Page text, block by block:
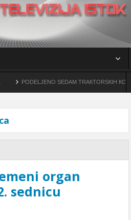
SEDAM TRAКTORSКIH КOSILICA
organ
sеdnicu